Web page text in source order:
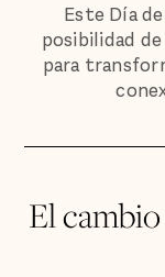
Este Día
posibilidad
para
El